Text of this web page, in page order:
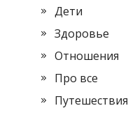
Дети
Здоровье
Отношения
Про все
Путешествия